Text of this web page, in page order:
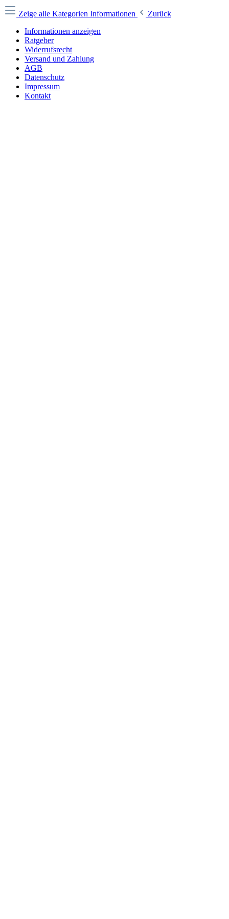
Zeige alle Kategorien Informationen
Zurück
Informationen anzeigen
Ratgeber
Widerrufsrecht
Versand und Zahlung
AGB
Datenschutz
Impressum
Kontakt